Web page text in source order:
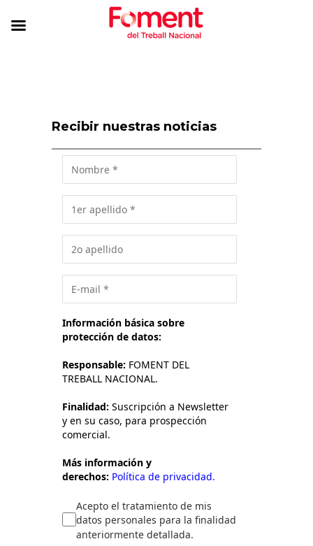
Recibir nuestras noticias
Información básica sobre
protección de datos:
Responsable: FOMENT DEL
TREBALL NACIONAL.
Finalidad: Suscripción a Newsletter
y en su caso, para prospección
comercial.
Más información y
derechos: Política de privacidad.
Acepto el tratamiento de mis
datos personales para la finalidad
anteriormente detallada.